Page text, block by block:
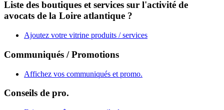
Liste des boutiques et services sur l'activité de
avocats de la Loire atlantique ?
Ajoutez votre vitrine produits / services
Communiqués / Promotions
Affichez vos communiqués et promo.
Conseils de pro.